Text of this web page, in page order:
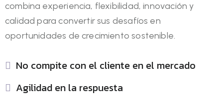
combina experiencia, flexibilidad, innovación y
calidad para convertir sus desafíos en
oportunidades de crecimiento sostenible.
No compite con el cliente en el mercado
Agilidad en la respuesta